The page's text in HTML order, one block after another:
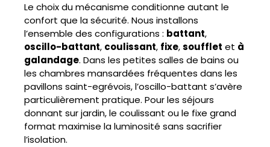
Le choix du mécanisme conditionne autant le
confort que la sécurité. Nous installons
l’ensemble des configurations : battant,
oscillo-battant, coulissant, fixe,soufflet et à
galandage. Dans les petites salles de bains ou
les chambres mansardées fréquentes dans les
pavillons saint-egrévois, l’oscillo-battant s’avère
particulièrement pratique. Pour les séjours
donnant sur jardin, le coulissant ou le fixe grand
format maximise la luminosité sans sacrifier
l’isolation.